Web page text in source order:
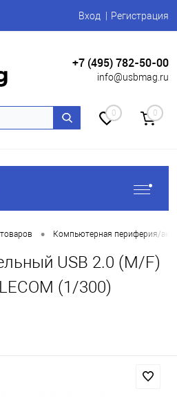
Вход Регистрация
+7 (495) 782-50-00
info@usbmag.ru
0 0
• Компьютерная периферия/
USB 2.0 (M/F)
(1/300)